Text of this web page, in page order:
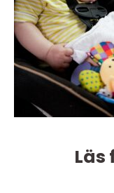
Läs